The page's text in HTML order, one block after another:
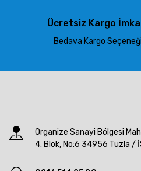
Bu ürüne benzer farklı
Ücretsiz Kargo
Bedava Kargo Seçeneği
Organize Sanayi Bölgesi
4. Blok, No:6 34956 Tuzla /